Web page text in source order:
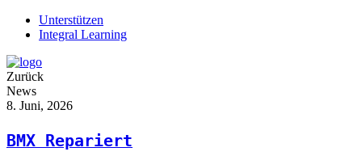
Unterstützen
Integral Learning
Zurück
News
8. Juni, 2026
BMX Repariert